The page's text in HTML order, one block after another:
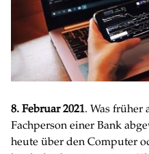
8. Februar 2021. Was früher
Fachperson einer Bank
heute über den Computer